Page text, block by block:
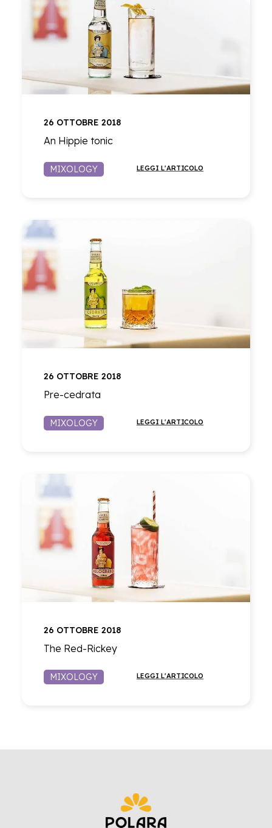
26 OTTOBRE 2018
An Hippie tonic
LEGGI L'ARTICOLO
MIXOLOGY
26 OTTOBRE 2018
Pre-cedrata
LEGGI L'ARTICOLO
MIXOLOGY
26 OTTOBRE 2018
The Red-Rickey
LEGGI L'ARTICOLO
MIXOLOGY